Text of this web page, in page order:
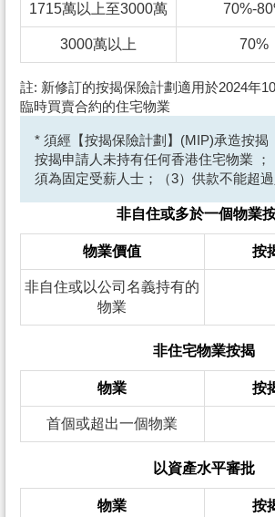
1715萬以上至3000萬 70%-
3000萬以上 70%
註: 新修訂的按揭保險計劃適用於2024年
臨時買賣合約的住宅物業
* 須經【按揭保險計劃】(MIP)承造按揭
按揭申請人未持有任何香港住宅物業 ；
須為固定受薪人士；（3）供款不能超
非自住或多於一個物業
物業價值 按
非自住或以公司名義持有的
物業
非住宅物業按揭
物業 按
首個或超出一個物業
以資產水平審批
物業 按